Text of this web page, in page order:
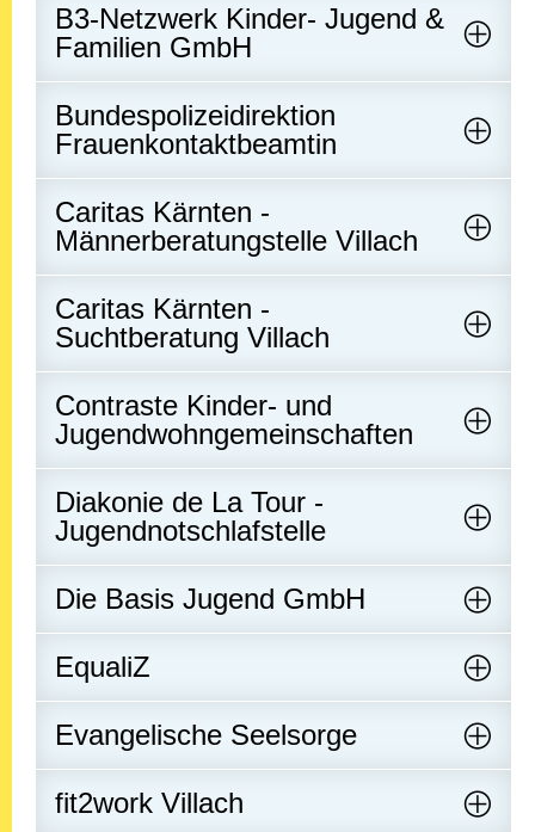
B3-Netzwerk Kinder- Jugend &
Familien GmbH
Bundespolizeidirektion
Frauenkontaktbeamtin
Caritas Kärnten -
Männerberatungstelle Villach
Caritas Kärnten -
Suchtberatung Villach
Contraste Kinder- und
Jugendwohngemeinschaften
Diakonie de La Tour -
Jugendnotschlafstelle
Die Basis Jugend GmbH
EqualiZ
Evangelische Seelsorge
fit2work Villach